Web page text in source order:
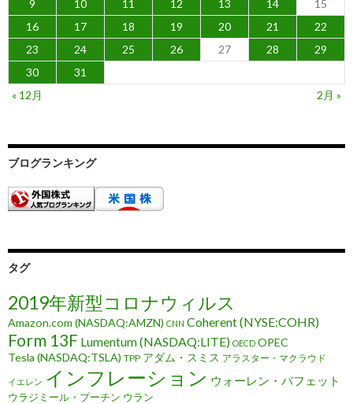
9
10 11 12 13 14
15
16
17 18 19 20 21
22
23
24 25 26 27 28
29
30
31
« 12月
2月 »
ブログランキング
タグ
2019年新型コロナウィルス
Amazon.com (NASDAQ:AMZN) CNN Coherent (NYSE:COHR)
Form 13F Lumentum (NASDAQ:LITE) OECD OPEC
Tesla (NASDAQ:TSLA) TPP アダム・スミス アラスター・マクラウド
イエレン インフレーション ウォーレン・バフェット
ウラジミール・プーチン ウラン